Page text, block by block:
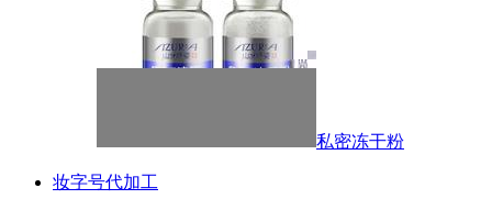
私密冻干粉
妆字号代加工